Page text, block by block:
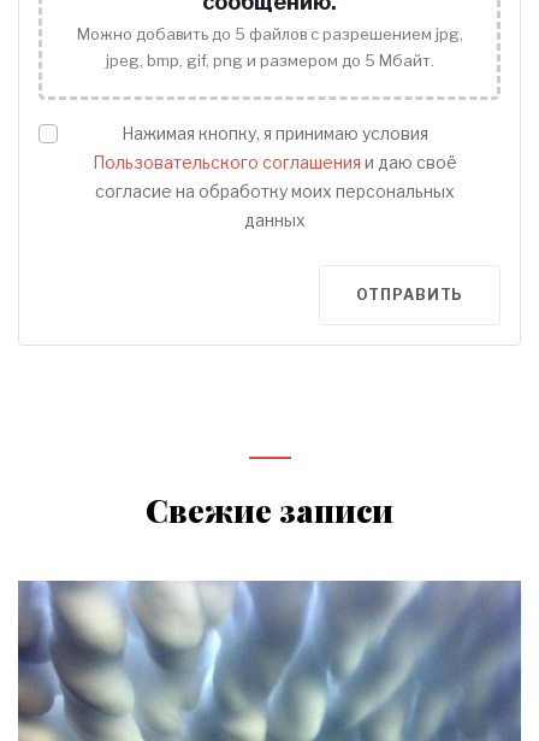
Можно добавить до 5 файлов с разрешением jpg,
jpeg, bmp, gif, png и размером до 5 Мбайт.
Нажимая кнопку, я принимаю условия
Пользовательского соглашения и даю своё
согласие на обработку моих персональных
данных
ОТПРАВИТЬ
Свежие записи